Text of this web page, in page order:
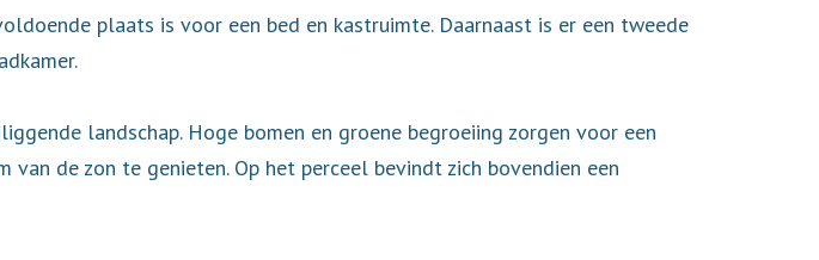
plaats is voor een bed en kastruimte. Daarnaast is er een tweede
landschap. Hoge bomen en groene begroeiing zorgen voor een
de zon te genieten. Op het perceel bevindt zich bovendien een